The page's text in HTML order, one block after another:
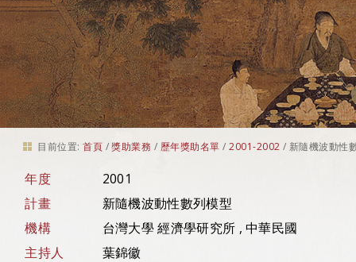
目前位置: 首頁 /獎助業務 / 歷年獎助名單 /2001-2002 / 新隨機波動性
年度
2001
計畫
新隨機波動性數列模型
機構
台灣大學 經濟學研究所 , 中華民國
主持人
葉錦徽